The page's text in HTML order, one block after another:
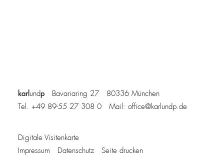
karl undp Bavariaring 27 80336 München
Tel. +49 89-55 27 308 0 Mail: office@karlundp.de
Digitale Visitenkarte
Impressum
Datenschutz Seite drucken